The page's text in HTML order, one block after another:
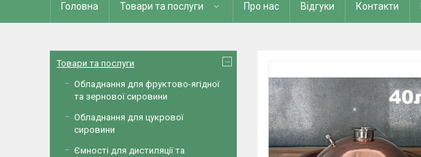
Головна Товари та послуги Про нас Відгуки Контакти
Товари та послуги
Обладнання для фруктово-ягідної
та зернової сировини
Обладнання для цукрової
сировини
Ємності для дистиляції та